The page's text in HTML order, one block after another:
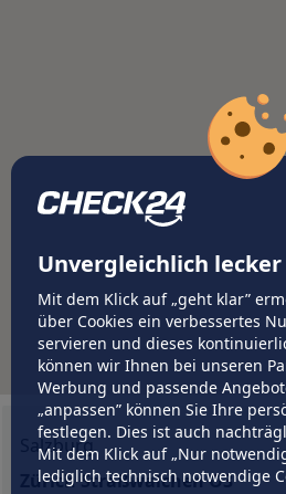
Unvergleichlich lecker
Mit dem Klick auf „geht klar”
über Cookies ein verbessertes
servieren und dieses
können wir Ihnen bei unseren
Werbung und passende
„anpassen” können Sie Ihre
festlegen. Dies ist auch
Mit dem Klick auf „Nur
lediglich technisch notwendige
Salzburg
Zürich Straßwalchen O3